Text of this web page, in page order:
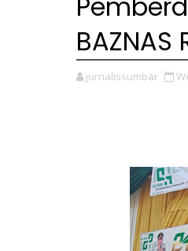
BAZNAS
jurnalissumbar